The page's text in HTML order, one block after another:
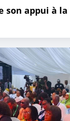
son appui à la